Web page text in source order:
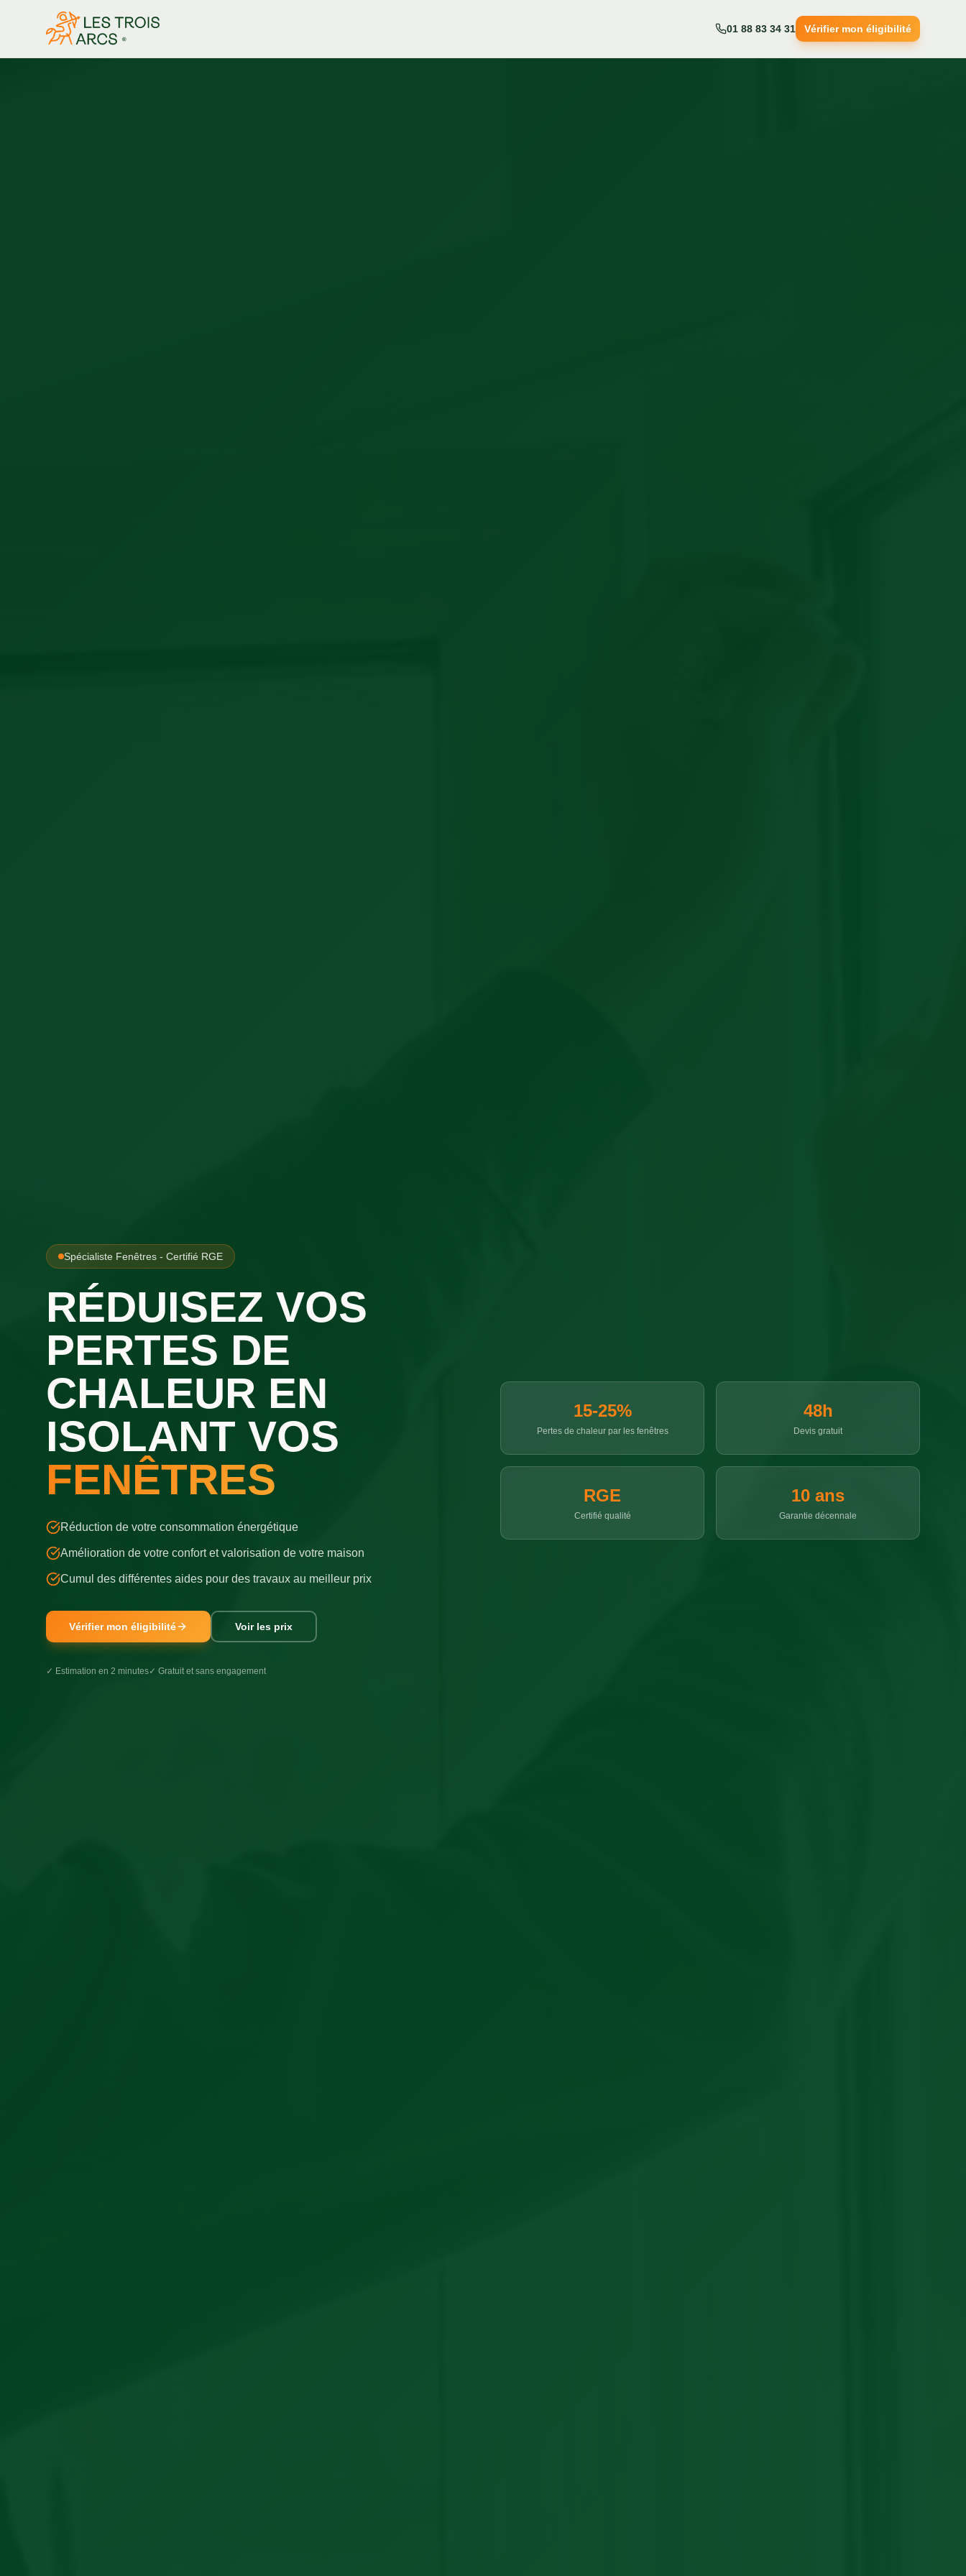
01 88 83 34 31 Vérifier mon éligibilité
Spécialiste Fenêtres - Certifié RGE
RÉDUISEZ VOS
PERTES DE
CHALEUR EN
ISOLANT VOS
FENÊTRES
Réduction de votre consommation énergétique
Amélioration de votre confort et valorisation de votre maison
Cumul des différentes aides pour des travaux au meilleur prix
Vérifier mon éligibilité Voir les prix
✓ Estimation en 2 minutes✓ Gratuit et sans engagement
15-25%
Pertes de chaleur par les fenêtres
48h
Devis gratuit
RGE
Certifié qualité
10 ans
Garantie décennale